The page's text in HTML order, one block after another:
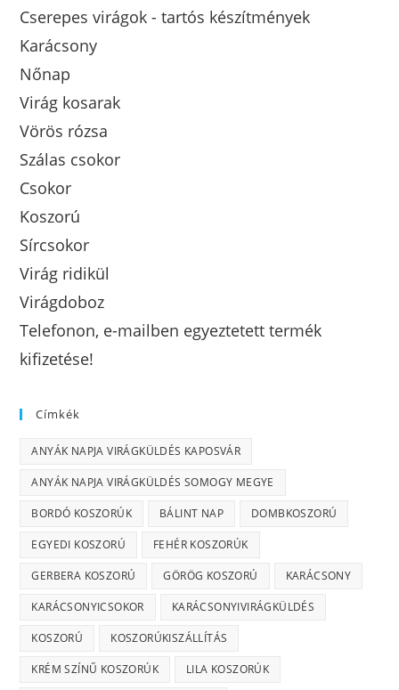
Cserepes virágok - tartós készítmények
Karácsony
Nőnap
Virág kosarak
Vörös rózsa
Szálas csokor
Csokor
Koszorú
Sírcsokor
Virág ridikül
Virágdoboz
Telefonon, e-mailben egyeztetett termék
kifizetése!
Címkék
ANYÁK NAPJA VIRÁGKÜLDÉS KAPOSVÁR
ANYÁK NAPJA VIRÁGKÜLDÉS SOMOGY MEGYE
BORDÓ KOSZORÚK BÁLINT NAP DOMBKOSZORÚ
EGYEDI KOSZORÚ FEHÉR KOSZORÚK
GERBERA KOSZORÚ GÖRÖG KOSZORÚ KARÁCSONY
KARÁCSONYICSOKOR KARÁCSONYIVIRÁGKÜLDÉS
KOSZORÚ KOSZORÚKISZÁLLÍTÁS
KRÉM SZÍNŰ KOSZORÚK LILA KOSZORÚK